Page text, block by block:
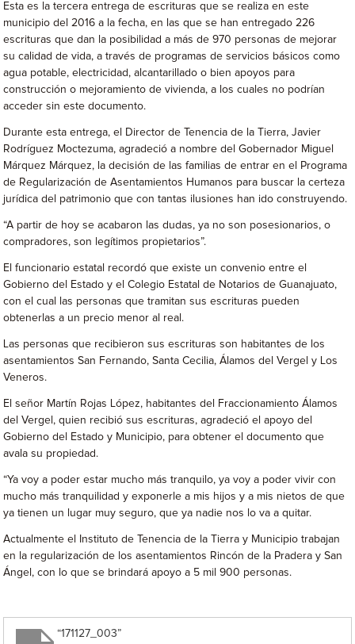
Esta es la tercera entrega de escrituras que se realiza en este
municipio del 2016 a la fecha, en las que se han entregado 226
escrituras que dan la posibilidad a más de 970 personas de mejorar
su calidad de vida, a través de programas de servicios básicos como
agua potable, electricidad, alcantarillado o bien apoyos para
construcción o mejoramiento de vivienda, a los cuales no podrían
acceder sin este documento.
Durante esta entrega, el Director de Tenencia de la Tierra, Javier
Rodríguez Moctezuma, agradeció a nombre del Gobernador Miguel
Márquez Márquez, la decisión de las familias de entrar en el Programa
de Regularización de Asentamientos Humanos para buscar la certeza
jurídica del patrimonio que con tantas ilusiones han ido construyendo.
“A partir de hoy se acabaron las dudas, ya no son posesionarios, o
compradores, son legítimos propietarios”.
El funcionario estatal recordó que existe un convenio entre el
Gobierno del Estado y el Colegio Estatal de Notarios de Guanajuato,
con el cual las personas que tramitan sus escrituras pueden
obtenerlas a un precio menor al real.
Las personas que recibieron sus escrituras son habitantes de los
asentamientos San Fernando, Santa Cecilia, Álamos del Vergel y Los
Veneros.
El señor Martín Rojas López, habitantes del Fraccionamiento Álamos
del Vergel, quien recibió sus escrituras, agradeció el apoyo del
Gobierno del Estado y Municipio, para obtener el documento que
avala su propiedad.
“Ya voy a poder estar mucho más tranquilo, ya voy a poder vivir con
mucho más tranquilidad y exponerle a mis hijos y a mis nietos de que
ya tienen un lugar muy seguro, que ya nadie nos lo va a quitar.
Actualmente el Instituto de Tenencia de la Tierra y Municipio trabajan
en la regularización de los asentamientos Rincón de la Pradera y San
Ángel, con lo que se brindará apoyo a 5 mil 900 personas.
“171127_003”